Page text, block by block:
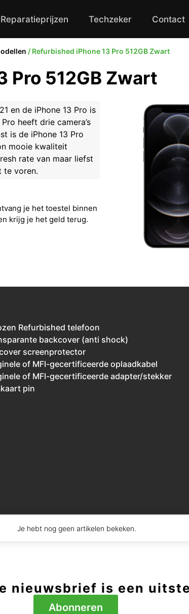
Reparatieprijzen Techzeker Contact
/ Refurbished iPhone 13 Pro 512GB Zwart
Pro 512GB Zwart
en de iPhone 13 Pro is
heeft drie camera’s
is de iPhone 13 Pro
mooie kwaliteit
rate van maar liefst
te voren.
je het toestel binnen
krijg je het geld terug.
Refurbished telefoon
backcover (anti shock)
screenprotector
of MFI-gecertificeerde oplaadkabel
of MFI-gecertificeerde adapter/stekker
pin
Je hebt nog geen artikelen bekeken.
nieuwsbrief is een
Abonneren